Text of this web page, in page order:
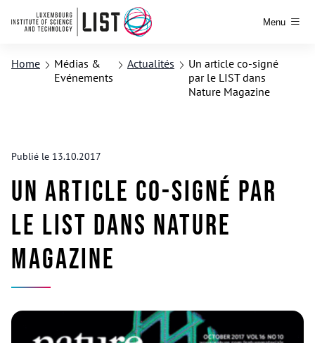
Menu
Home
Médias &
Evénements
Actualités
Un article co-signé
par le LIST dans
Nature Magazine
Publié le 13.10.2017
Un article co-signé par
le LIST dans Nature
Magazine